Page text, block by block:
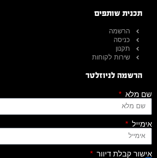
תכנית שותפים
הרשמה
כניסה
תקנון
שירות לקוחות
הרשמה לניוזלטר
שם מלא
אימייל
אישור קבלת דיוור